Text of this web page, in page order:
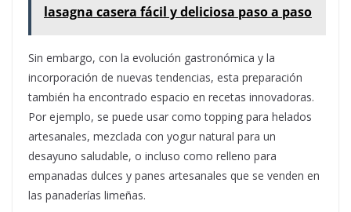
lasagna casera fácil y deliciosa paso a paso
Sin embargo, con la evolución gastronómica y la
incorporación de nuevas tendencias, esta preparación
también ha encontrado espacio en recetas innovadoras.
Por ejemplo, se puede usar como topping para helados
artesanales, mezclada con yogur natural para un
desayuno saludable, o incluso como relleno para
empanadas dulces y panes artesanales que se venden en
las panaderías limeñas.